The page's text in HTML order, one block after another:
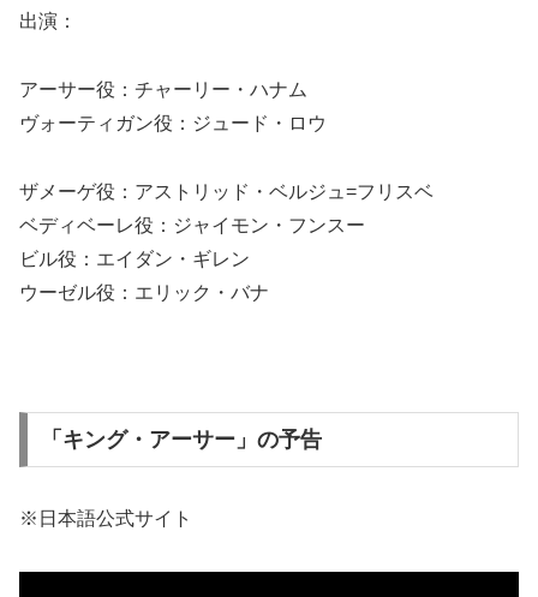
出演：
アーサー役：チャーリー・ハナム
ヴォーティガン役：ジュード・ロウ
ザメーゲ役：アストリッド・ベルジュ=フリスベ
ベディベーレ役：ジャイモン・フンスー
ビル役：エイダン・ギレン
ウーゼル役：エリック・バナ
「キング・アーサー」の予告
※日本語公式サイト